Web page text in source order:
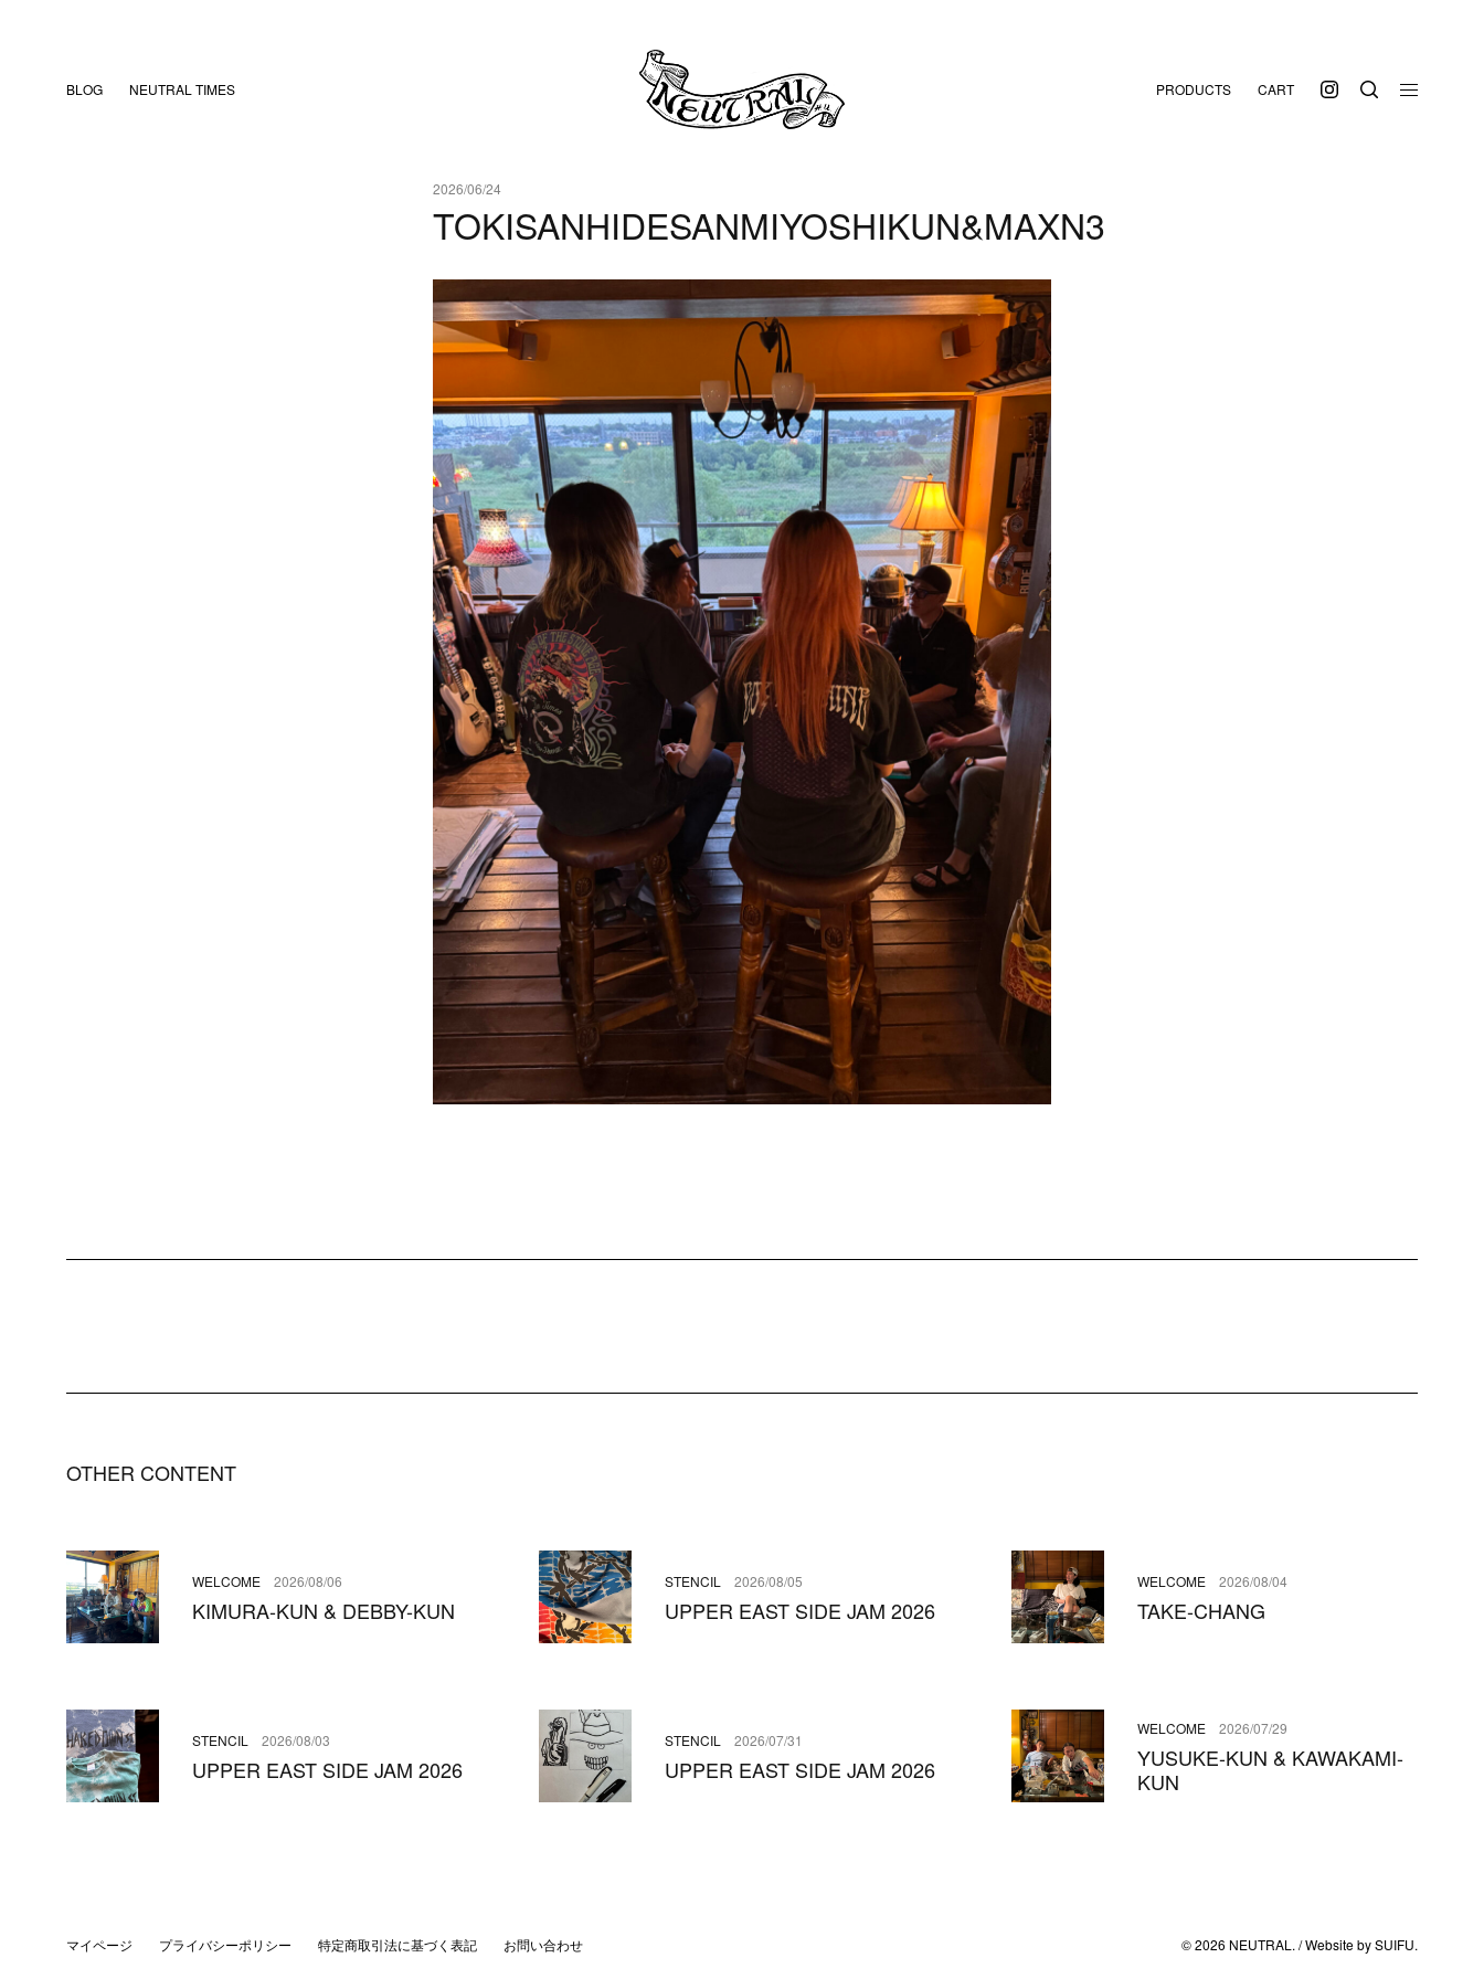
BLOG NEUTRAL TIMES PRODUCTS CART
2026/06/24
TOKISANHIDESANMIYOSHIKUN&MAXN3
OTHER CONTENT
WELCOME 2026/08/06
KIMURA-KUN & DEBBY-KUN
STENCIL 2026/08/05
UPPER EAST SIDE JAM 2026
WELCOME 2026/08/04
TAKE-CHANG
STENCIL 2026/08/03
UPPER EAST SIDE JAM 2026
STENCIL 2026/07/31
UPPER EAST SIDE JAM 2026
WELCOME 2026/07/29
YUSUKE-KUN & KAWAKAMI-
KUN
マイページ プライバシーポリシー 特定商取引法に基づく表記 お問い合わせ © 2026 NEUTRAL. / Website bySUIFU.